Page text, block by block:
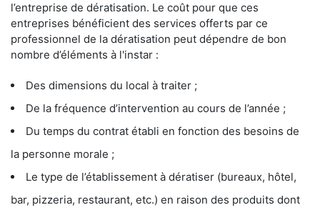
l’entreprise de dératisation. Le coût pour que ces
entreprises bénéficient des services offerts par ce
professionnel de la dératisation peut dépendre de bon
nombre d’éléments à l'instar :
Des dimensions du local à traiter ;
De la fréquence d’intervention au cours de l’année ;
Du temps du contrat établi en fonction des besoins de
la personne morale ;
Le type de l’établissement à dératiser (bureaux, hôtel,
bar, pizzeria, restaurant, etc.) en raison des produits dont